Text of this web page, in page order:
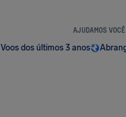
AJUDAMOS
Voos dos últimos 3 anos